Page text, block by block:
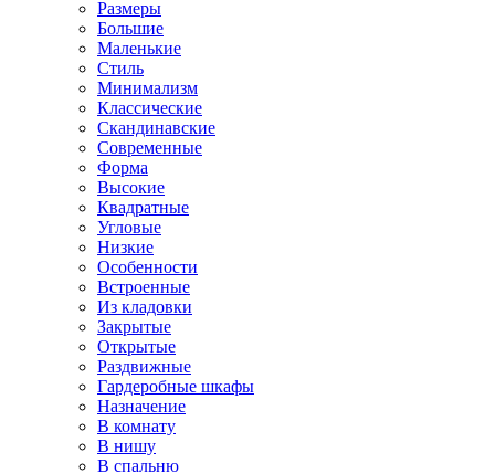
Размеры
Большие
Маленькие
Стиль
Минимализм
Классические
Скандинавские
Современные
Форма
Высокие
Квадратные
Угловые
Низкие
Особенности
Встроенные
Из кладовки
Закрытые
Открытые
Раздвижные
Гардеробные шкафы
Назначение
В комнату
В нишу
В спальню